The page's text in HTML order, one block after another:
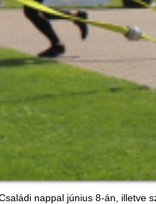
nappal június 8-án, illetve